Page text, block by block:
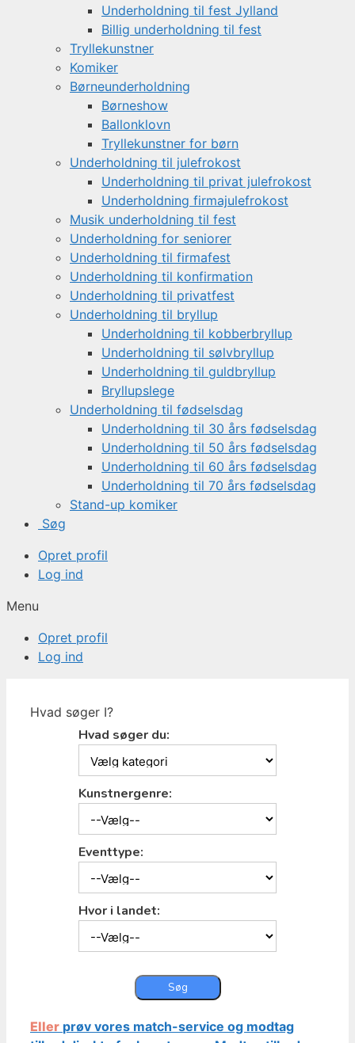
Underholdning til fest Jylland
Billig underholdning til fest
Tryllekunstner
Komiker
Børneunderholdning
Børneshow
Ballonklovn
Tryllekunstner for børn
Underholdning til julefrokost
Underholdning til privat julefrokost
Underholdning firmajulefrokost
Musik underholdning til fest
Underholdning for seniorer
Underholdning til firmafest
Underholdning til konfirmation
Underholdning til privatfest
Underholdning til bryllup
Underholdning til kobberbryllup
Underholdning til sølvbryllup
Underholdning til guldbryllup
Bryllupslege
Underholdning til fødselsdag
Underholdning til 30 års fødselsdag
Underholdning til 50 års fødselsdag
Underholdning til 60 års fødselsdag
Underholdning til 70 års fødselsdag
Stand-up komiker
Søg
Opret profil
Log ind
Menu
Opret profil
Log ind
Hvad søger I?
Hvad søger du:
Kunstnergenre:
Eventtype:
Hvor i landet:
Eller prøv vores match-service og modtag